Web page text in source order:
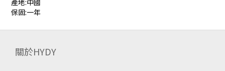
保固:一年
關於HYDY